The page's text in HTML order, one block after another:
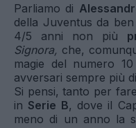
Parliamo di
della Juventus da
4/5 anni non più
Signora, che,
magie del numero
avversari sempre più
Si pensi, tanto per
in Serie B, dove il
meno di un anno la